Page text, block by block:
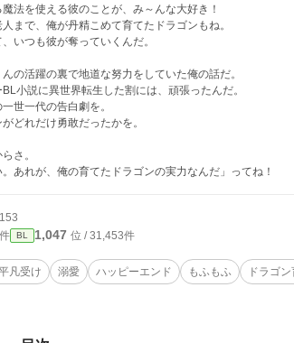
法を使える彼のことが、み～んな大好き！
まで、俺が丹精こめて育てたドラゴンもね。
いつも彼が奪っていくんだ。
の活躍の裏で地道な努力をしていた俺の話だ。
小説に異世界転生した割には、頑張ったんだ。
世一代の告白劇を。
どれだけ勇敢だったかを。
さ。
あれが、俺の育てたドラゴンの実力なんだ」ってね！
BL 1,047 位 / 31,453件
凡受け 溺愛 ハッピーエンド もふもふ ドラゴ